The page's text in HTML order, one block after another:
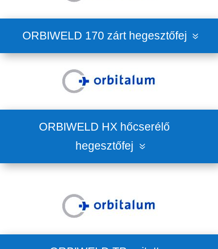
ORBIWELD 170 zárt hegesztőfej
ORBIWELD HX hőcserélő
hegesztőfej